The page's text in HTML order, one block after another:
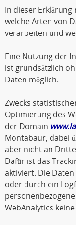
In dieser
welche Arten von
verarbeiten und
Eine Nutzung der
ist grundsätzlich
Daten möglich.
Zwecks
Optimierung des
der Domain
Montabaur, dabei
aber nicht an
Dafür ist das
aktiviert. Die
oder durch ein
WebAnalytics keine